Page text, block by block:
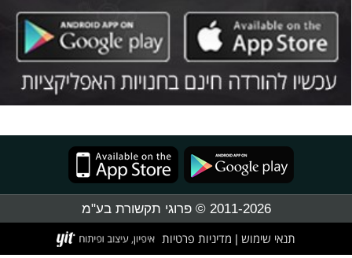
2011-2026 © פרוגי תקשורת בע"מ
תנאי שימוש מדיניות פרטיות